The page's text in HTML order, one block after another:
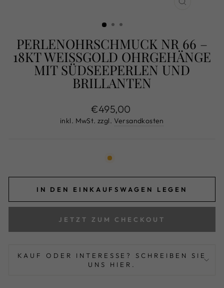
PERLENOHRSCHMUCK NR 66 –
18KT WEISSGOLD OHRGEHÄNGE M
IT SÜDSEEPERLEN UND B
RILLANTEN
Normaler
Preis
€495,00
inkl. MwSt. zzgl. Versandkosten
IN DEN EINKAUFSWAGEN LEGEN
JETZT ZUM CHECKOUT
KAUF ODER INTERESSE? SCHREIBEN SIE
UNS HIER.